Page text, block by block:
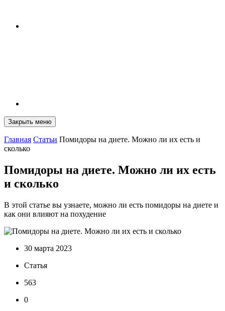
Закрыть меню
Главная Статьи Помидоры на диете. Можно ли их есть и
сколько
Помидоры на диете. Можно ли их есть
и сколько
В этой статье вы узнаете, можно ли есть помидоры на диете и
как они влияют на похудение
30 марта 2023
Статья
563
0